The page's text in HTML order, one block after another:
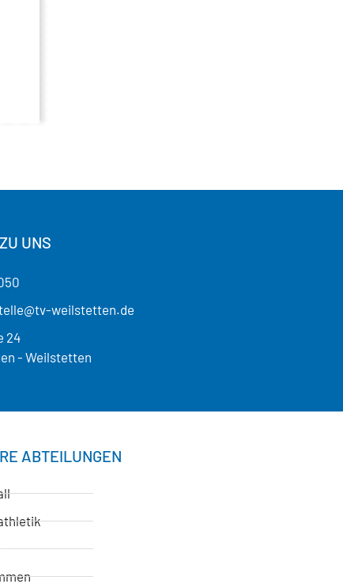
UNS
weilstetten.de
24
- Weilstetten
ABTEILUNGEN